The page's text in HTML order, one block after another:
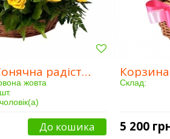
Корзина "Сонячна радість"
жовта
До кошика
Склад:
Кількість:
Купили:
5 200